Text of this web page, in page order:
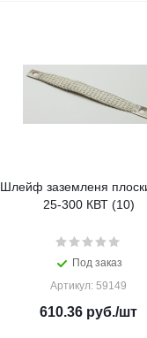
Шлейф заземленя
25-300 КВТ (10)
Под заказ
Артикул: 59149
610.36 руб./шт